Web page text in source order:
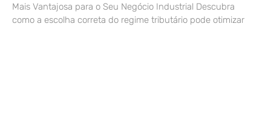
Mais Vantajosa para o Seu Negócio Industrial Descubra
como a escolha correta do regime tributário pode otimizar